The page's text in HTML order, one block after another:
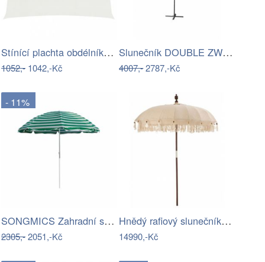
Stínící plachta obdélníková HDPE 3,5 x…
1052,- 1042,-Kč
Slunečník DOUBLE ZWU-307 ROJAPLAST
4007,-2787,-Kč
- 11%
SONGMICS Zahradní slunečník Drew s LED…
2305,-2051,-Kč
Hnědý rafiový slunečník s třásněmi…
14990,-Kč